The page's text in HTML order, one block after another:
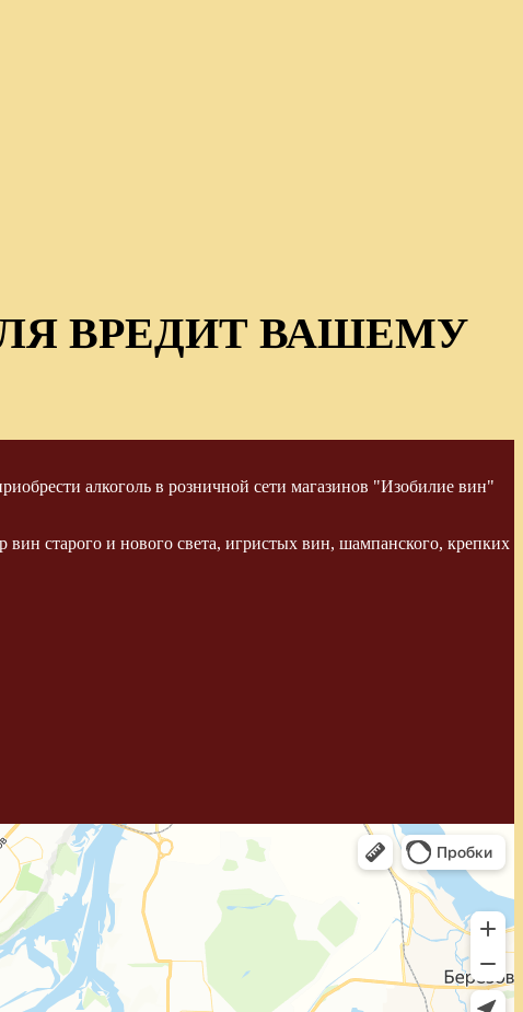
ВРЕДИТ ВАШЕМУ
алкоголь в розничной сети магазинов "Изобилие вин"
старого и нового света, игристых вин, шампанского, крепких